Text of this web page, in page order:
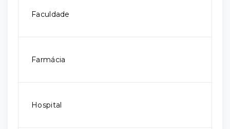
Faculdade
Farmácia
Hospital